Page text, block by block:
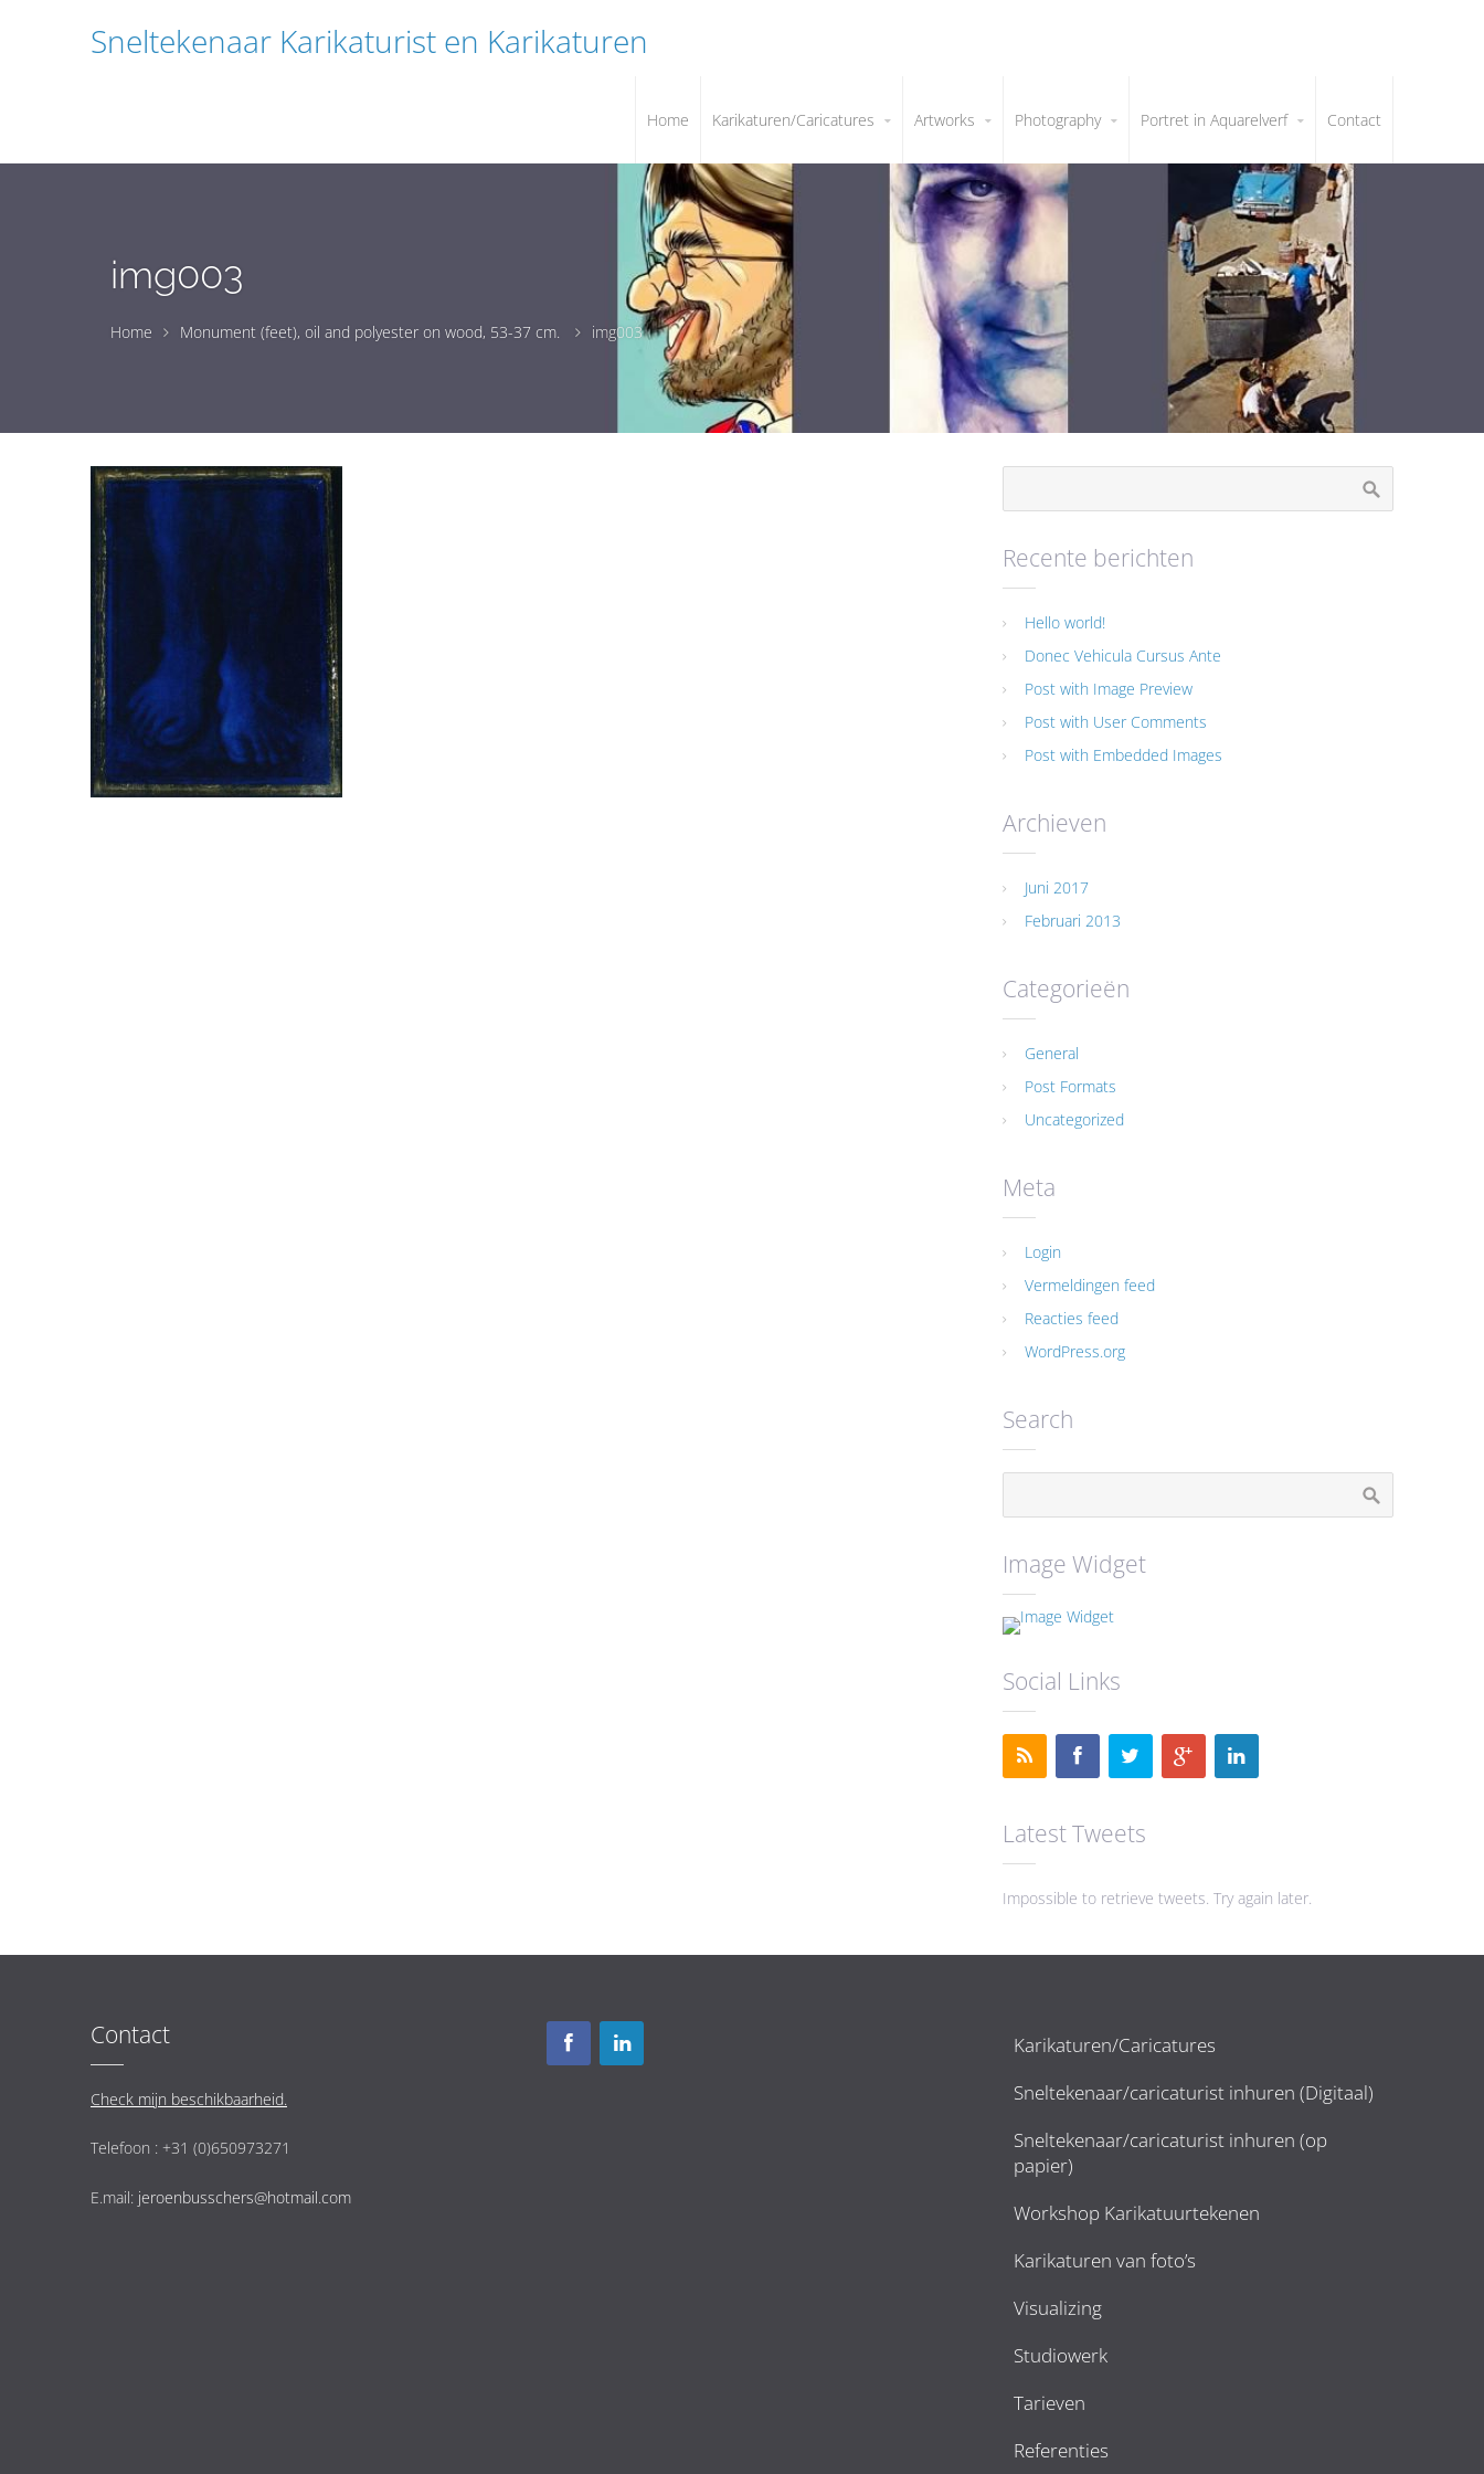
Sneltekenaar Karikaturist en Karikaturen
Home Karikaturen/Caricatures Artworks Photography Portret in Aquarelverf Contact
img003
Home Monument (feet), oil and polyester on wood, 53-37 cm. img003
Recente berichten
Hello world!
Donec Vehicula Cursus Ante
Post with Image Preview
Post with User Comments
Post with Embedded Images
Archieven
Juni 2017
Februari 2013
Categorieën
General
Post Formats
Uncategorized
Meta
Login
Vermeldingen feed
Reacties feed
WordPress.org
Search
Image Widget
Social Links
Latest Tweets
Impossible to retrieve tweets. Try again later.
Contact
Check mijn beschikbaarheid.
Telefoon : +31 (0)650973271
E.mail: jeroenbusschers@hotmail.com
Karikaturen/Caricatures
Sneltekenaar/caricaturist inhuren (Digitaal)
Sneltekenaar/caricaturist inhuren (op
papier)
Workshop Karikatuurtekenen
Karikaturen van foto’s
Visualizing
Studiowerk
Tarieven
Referenties